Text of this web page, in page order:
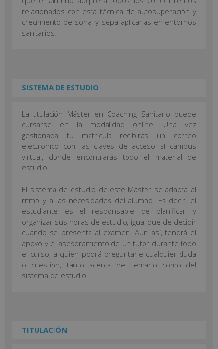
relacionados con esta técnica de autosuperación y
crecimiento personal y sepa aplicarlas en entornos
sanitarios.
SISTEMA DE ESTUDIO
La titulación Máster en Coaching Sanitario puede
cursarse en la modalidad online. Una vez
gestionada tu matrícula recibirás un correo
electrónico con las claves de acceso al campus
virtual, donde encontrarás todo el material de
estudio.
El sistema de estudio de este Máster se adapta al
ritmo y a las necesidades del alumno. Es decir, el
estudiante es el responsable de planificar y
organizar sus horas de estudio, igual que de decidir
cuando se presenta al examen. Aun así, tendrá el
apoyo y el asesoramiento de un tutor durante todo
el curso, a quien podrá preguntarle cualquier duda
o cuestión, tanto acerca del temario como del
sistema de estudio.
TITULACIÓN